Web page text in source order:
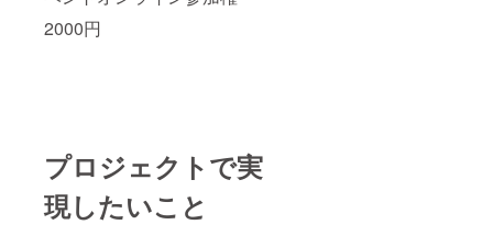
2000円
プロジェクトで実
現したいこと